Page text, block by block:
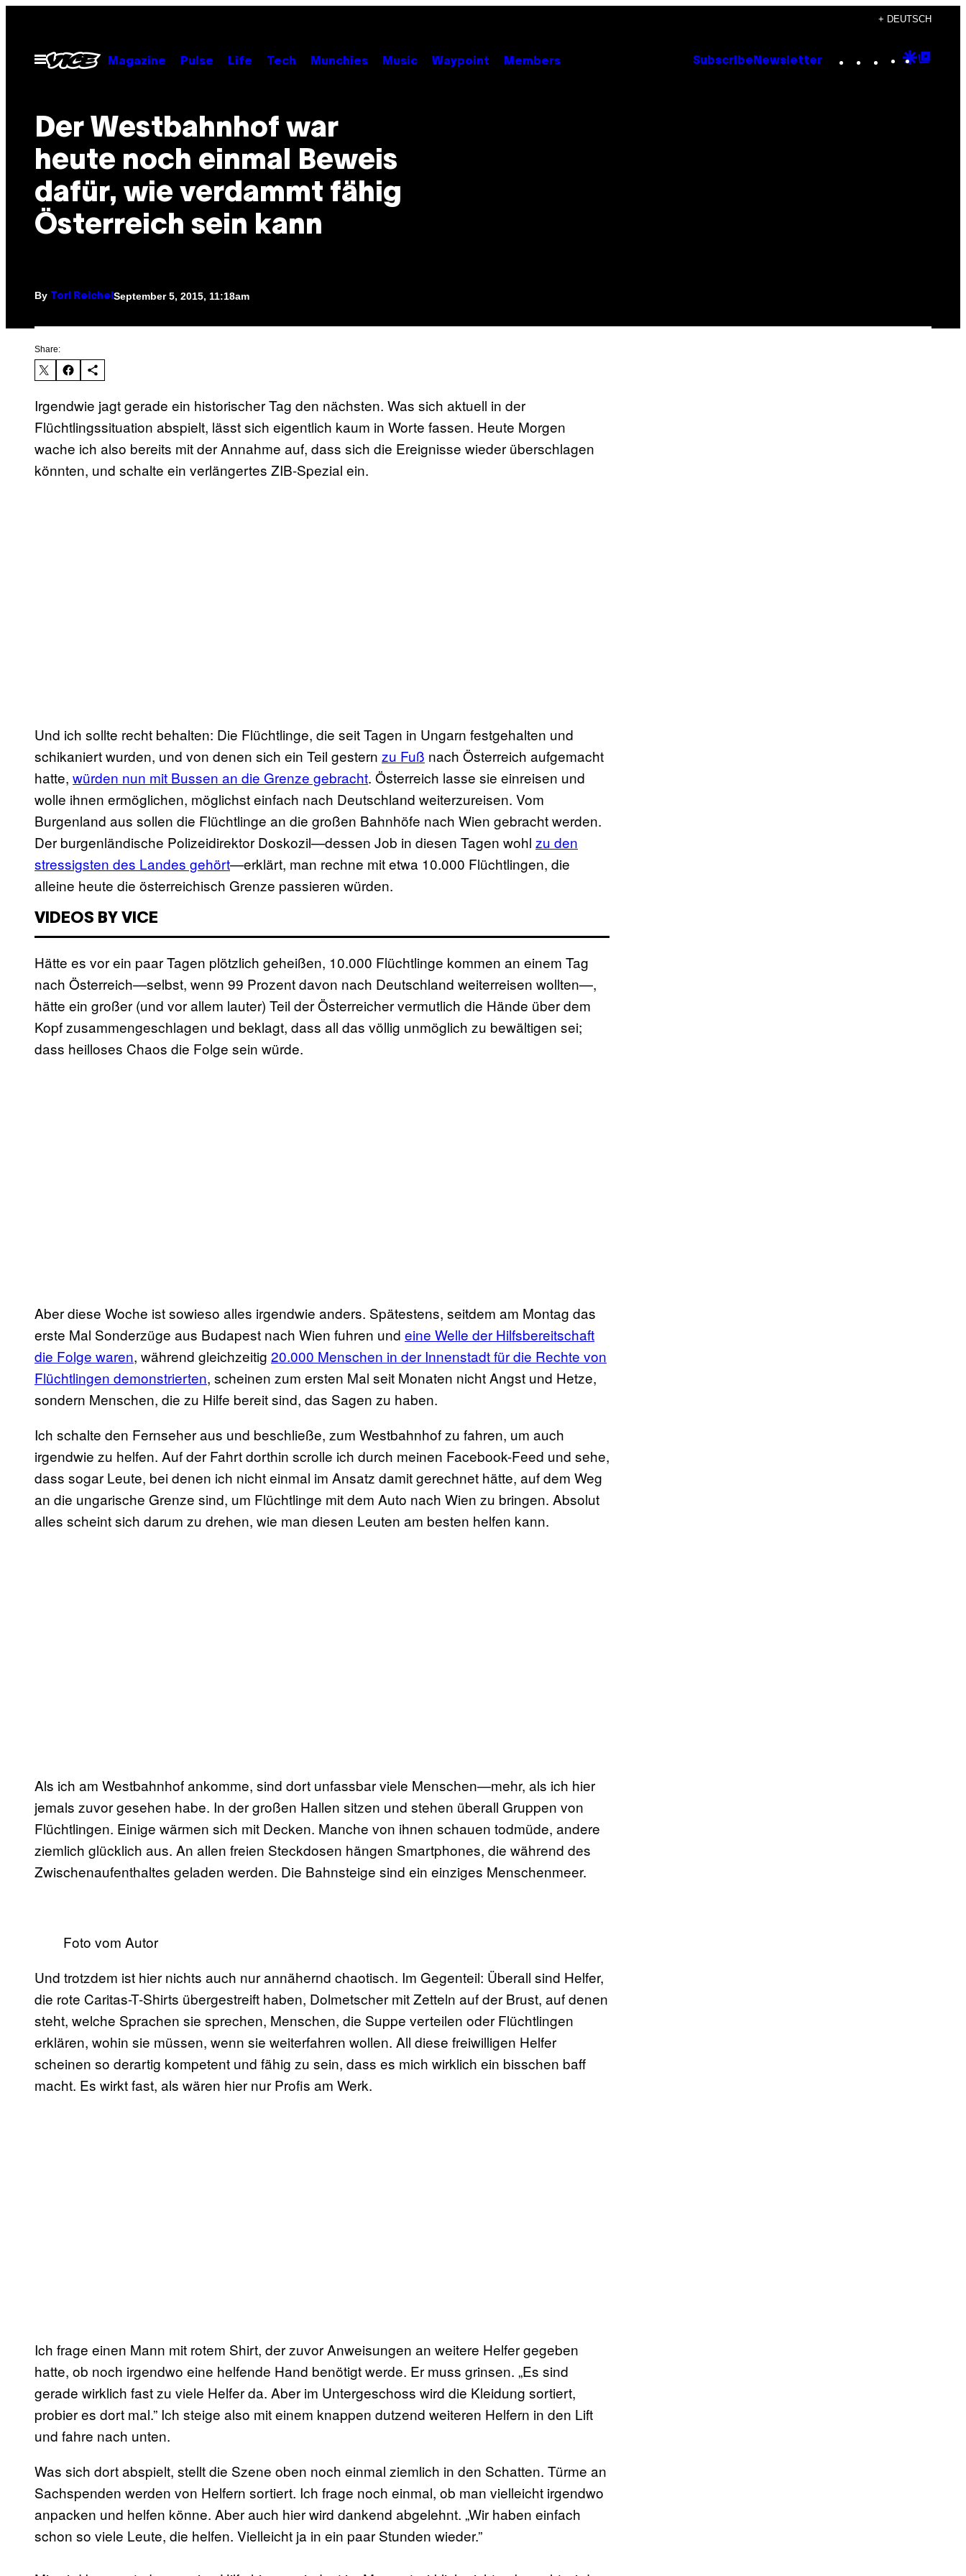
content
+ DEUTSCH
Open
Menu
Magazine Pulse Life Tech Munchies Music Waypoint Members Subscribe Newsletter Instagram
TikTok
YouTube
Google
Der Westbahnhof war
heute noch einmal Beweis
dafür, wie verdammt fähig
Österreich sein kann
By Tori Reichel September 5, 2015, 11:18am
Share:
Irgendwie jagt gerade ein historischer Tag den nächsten. Was sich aktuell in der
Flüchtlingssituation abspielt, lässt sich eigentlich kaum in Worte fassen. Heute Morgen
wache ich also bereits mit der Annahme auf, dass sich die Ereignisse wieder überschlagen
könnten, und schalte ein verlängertes ZIB-Spezial ein.
Und ich sollte recht behalten: Die Flüchtlinge, die seit Tagen in Ungarn festgehalten und
schikaniert wurden, und von denen sich ein Teil gestern zu Fuß nach Österreich aufgemacht
hatte, würden nun mit Bussen an die Grenze gebracht. Österreich lasse sie einreisen und
wolle ihnen ermöglichen, möglichst einfach nach Deutschland weiterzureisen. Vom
Burgenland aus sollen die Flüchtlinge an die großen Bahnhöfe nach Wien gebracht werden.
Der burgenländische Polizeidirektor Doskozil—dessen Job in diesen Tagen wohl zu den
stressigsten des Landes gehört—erklärt, man rechne mit etwa 10.000 Flüchtlingen, die
alleine heute die österreichisch Grenze passieren würden.
VIDEOS BY VICE
Hätte es vor ein paar Tagen plötzlich geheißen, 10.000 Flüchtlinge kommen an einem Tag
nach Österreich—selbst, wenn 99 Prozent davon nach Deutschland weiterreisen wollten—,
hätte ein großer (und vor allem lauter) Teil der Österreicher vermutlich die Hände über dem
Kopf zusammengeschlagen und beklagt, dass all das völlig unmöglich zu bewältigen sei;
dass heilloses Chaos die Folge sein würde.
Aber diese Woche ist sowieso alles irgendwie anders. Spätestens, seitdem am Montag das
erste Mal Sonderzüge aus Budapest nach Wien fuhren und eine Welle der Hilfsbereitschaft
die Folge waren, während gleichzeitig 20.000 Menschen in der Innenstadt für die Rechte von
Flüchtlingen demonstrierten, scheinen zum ersten Mal seit Monaten nicht Angst und Hetze,
sondern Menschen, die zu Hilfe bereit sind, das Sagen zu haben.
Ich schalte den Fernseher aus und beschließe, zum Westbahnhof zu fahren, um auch
irgendwie zu helfen. Auf der Fahrt dorthin scrolle ich durch meinen Facebook-Feed und sehe,
dass sogar Leute, bei denen ich nicht einmal im Ansatz damit gerechnet hätte, auf dem Weg
an die ungarische Grenze sind, um Flüchtlinge mit dem Auto nach Wien zu bringen. Absolut
alles scheint sich darum zu drehen, wie man diesen Leuten am besten helfen kann.
Als ich am Westbahnhof ankomme, sind dort unfassbar viele Menschen—mehr, als ich hier
jemals zuvor gesehen habe. In der großen Hallen sitzen und stehen überall Gruppen von
Flüchtlingen. Einige wärmen sich mit Decken. Manche von ihnen schauen todmüde, andere
ziemlich glücklich aus. An allen freien Steckdosen hängen Smartphones, die während des
Zwischenaufenthaltes geladen werden. Die Bahnsteige sind ein einziges Menschenmeer.
Foto vom Autor
Und trotzdem ist hier nichts auch nur annähernd chaotisch. Im Gegenteil: Überall sind Helfer,
die rote Caritas-T-Shirts übergestreift haben, Dolmetscher mit Zetteln auf der Brust, auf denen
steht, welche Sprachen sie sprechen, Menschen, die Suppe verteilen oder Flüchtlingen
erklären, wohin sie müssen, wenn sie weiterfahren wollen. All diese freiwilligen Helfer
scheinen so derartig kompetent und fähig zu sein, dass es mich wirklich ein bisschen baff
macht. Es wirkt fast, als wären hier nur Profis am Werk.
Ich frage einen Mann mit rotem Shirt, der zuvor Anweisungen an weitere Helfer gegeben
hatte, ob noch irgendwo eine helfende Hand benötigt werde. Er muss grinsen. „Es sind
gerade wirklich fast zu viele Helfer da. Aber im Untergeschoss wird die Kleidung sortiert,
probier es dort mal.” Ich steige also mit einem knappen dutzend weiteren Helfern in den Lift
und fahre nach unten.
Was sich dort abspielt, stellt die Szene oben noch einmal ziemlich in den Schatten. Türme an
Sachspenden werden von Helfern sortiert. Ich frage noch einmal, ob man vielleicht irgendwo
anpacken und helfen könne. Aber auch hier wird dankend abgelehnt. „Wir haben einfach
schon so viele Leute, die helfen. Vielleicht ja in ein paar Stunden wieder.”